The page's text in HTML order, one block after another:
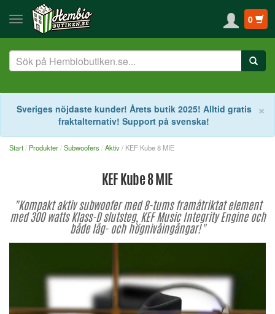
0
×
Sveriges nöjdaste kunder! Årets butik 2025! Alltid gratis
fraktalternativ! Support på svenska!
Start Produkter Subwoofers Aktiv/ KEF Kube 8 MIE
KEF Kube 8 MIE
"Kompakt aktiv subwoofer med 8-tums framåtriktat element
med 300 watts Klass-D slutsteg, KEF Music Integrity Engine och
både låg- och högnivåingångar!"